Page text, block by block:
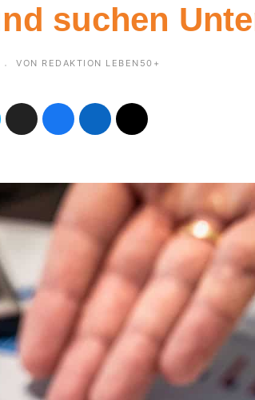
suchen
VON REDAKTION LEBEN50+